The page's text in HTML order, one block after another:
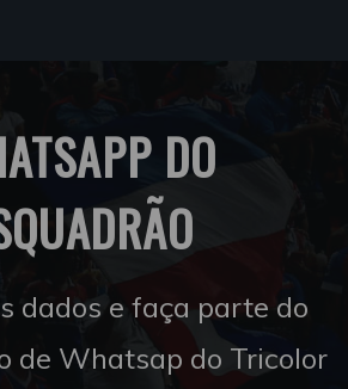
DO
dados e faça parte do
de Whatsap do Tricolor